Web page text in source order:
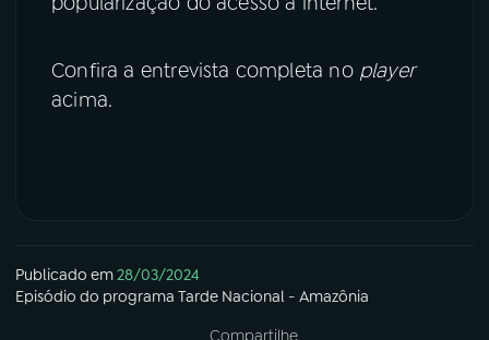
Confira a entrevista completa no player
acima.
Publicado em28/03/2024
Episódio do programa Tarde Nacional - Amazônia